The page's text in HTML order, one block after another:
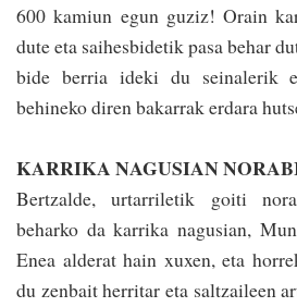
600 kamiun egun guziz! Orain
dute eta saihesbidetik pasa behar
bide berria ideki du seinalerik
behineko diren bakarrak erdara
KARRIKA NAGUSIAN
Bertzalde, urtarriletik goiti
beharko da ka­rrika nagusian,
Enea alderat hain xu­xen, eta
du zenbait herritar eta saltzaileen